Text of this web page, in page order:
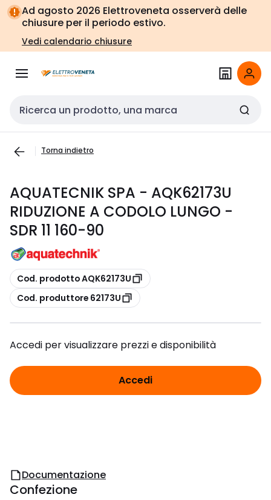
Vai alla
navigazione
Vai
alla
pagina
Ad agosto 2026 Elettroveneta osserverà delle
chiusure per il periodo estivo.
Vedi calendario chiusure
Cerca input
Torna indietro
AQUATECNIK SPA - AQK62173U
RIDUZIONE A CODOLO LUNGO -
SDR 11 160-90
copia
Cod. prodotto AQK62173U
copia
Cod. produttore 62173U
Accedi per visualizzare prezzi e disponibilità
Accedi
Documentazione
Confezione